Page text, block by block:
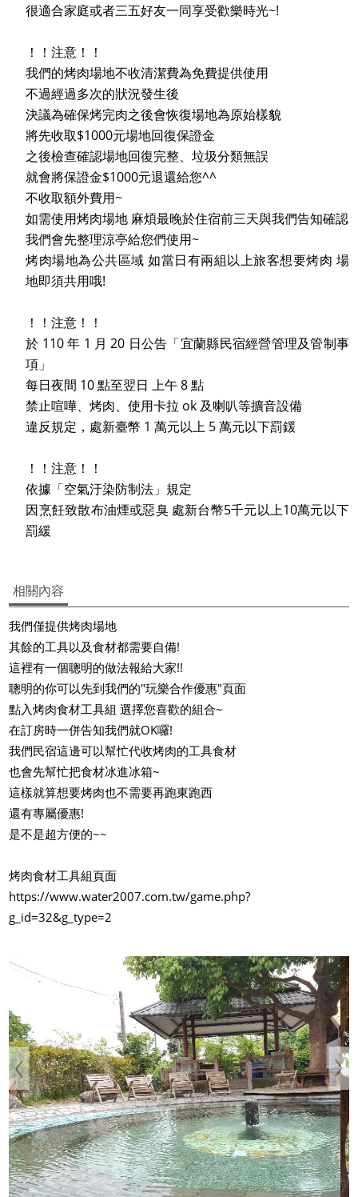
很適合家庭或者三五好友一同享受歡樂時光~!
！！注意！！
我們的烤肉場地不收清潔費為免費提供使用
不過經過多次的狀況發生後
決議為確保烤完肉之後會恢復場地為原始樣貌
將先收取$1000元場地回復保證金
之後檢查確認場地回復完整、垃圾分類無誤
就會將保證金$1000元退還給您^^
不收取額外費用~
如需使用烤肉場地 麻煩最晚於住宿前三天與我們告知確認
我們會先整理涼亭給您們使用~
烤肉場地為公共區域 如當日有兩組以上旅客想要烤肉 場
地即須共用哦!
！！注意！！
於 110 年 1 月 20 日公告「宜蘭縣民宿經營管理及管制事
項」
每日夜間 10 點至翌日 上午 8 點
禁止喧嘩、烤肉、使用卡拉 ok 及喇叭等擴音設備
違反規定，處新臺幣 1 萬元以上 5 萬元以下罰鍰
！！注意！！
依據「空氣汙染防制法」規定
因烹飪致散布油煙或惡臭 處新台幣5千元以上10萬元以下
罰緩
相關內容
我們僅提供烤肉場地
其餘的工具以及食材都需要自備!
這裡有一個聰明的做法報給大家!!
聰明的你可以先到我們的"玩樂合作優惠"頁面
點入烤肉食材工具組 選擇您喜歡的組合~
在訂房時一併告知我們就OK囉!
我們民宿這邊可以幫忙代收烤肉的工具食材
也會先幫忙把食材冰進冰箱~
這樣就算想要烤肉也不需要再跑東跑西
還有專屬優惠!
是不是超方便的~~
烤肉食材工具組頁面
https://www.water2007.com.tw/game.php?
g_id=32&g_type=2